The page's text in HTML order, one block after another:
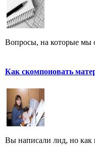
Вопросы, на которые мы
Как скомпоновать
Вы написали лид, но как